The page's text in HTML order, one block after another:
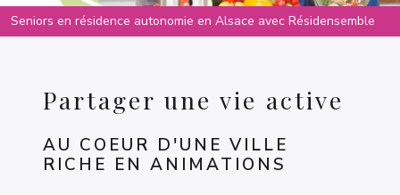
Seniors en résidence autonomie en Alsace avec Résidensemble
Partager une vie active
AU COEUR D'UNE VILLE
RICHE EN ANIMATIONS